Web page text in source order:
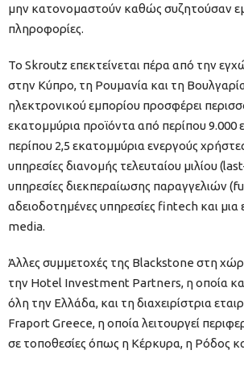
μην κατονομαστούν καθώς συζητούσαν
πληροφορίες.
Το Skroutz επεκτείνεται πέρα από την
στην Κύπρο, τη Ρουμανία και τη
ηλεκτρονικού εμπορίου προσφέρει
εκατομμύρια προϊόντα από περίπου 9.000
περίπου 2,5 εκατομμύρια ενεργούς
υπηρεσίες διανομής τελευταίου μιλίου
υπηρεσίες διεκπεραίωσης παραγγελιών
αδειοδοτημένες υπηρεσίες fintech και μια
media.
Άλλες συμμετοχές της Blackstone στη
την Hotel Investment Partners, η οποία
όλη την Ελλάδα, και τη διαχειρίστρια
Fraport Greece, η οποία λειτουργεί
σε τοποθεσίες όπως η Κέρκυρα, η Ρόδος